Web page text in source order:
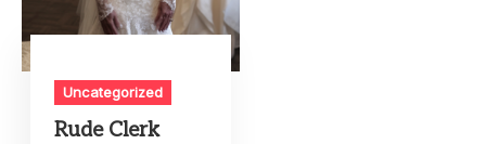
Uncategorized
Rude Clerk